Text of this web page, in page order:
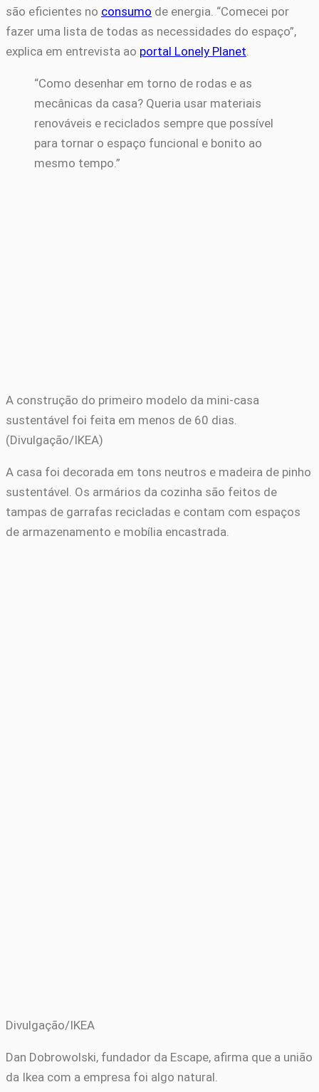
são eficientes no consumo de energia. “Comecei por
fazer uma lista de todas as necessidades do espaço”,
explica em entrevista ao portal Lonely Planet.
“Como desenhar em torno de rodas e as
mecânicas da casa? Queria usar materiais
renováveis e reciclados sempre que possível
para tornar o espaço funcional e bonito ao
mesmo tempo.”
A construção do primeiro modelo da mini-casa
sustentável foi feita em menos de 60 dias.
(Divulgação/IKEA)
A casa foi decorada em tons neutros e madeira de pinho
sustentável. Os armários da cozinha são feitos de
tampas de garrafas recicladas e contam com espaços
de armazenamento e mobília encastrada.
Divulgação/IKEA
Dan Dobrowolski, fundador da Escape, afirma que a união
da Ikea com a empresa foi algo natural.